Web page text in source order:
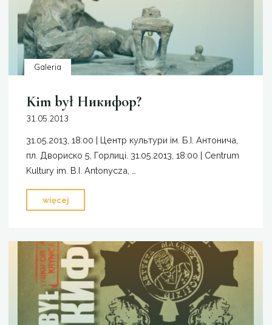
Galeria
Kim był Никифор?
31.05.2013
31.05.2013, 18:00 | Центр культури ім. Б.І. Антонича,
пл. Двориско 5, Горлиці. 31.05.2013, 18:00 | Centrum
Kultury im. B.I. Antonycza, …
więcej
był